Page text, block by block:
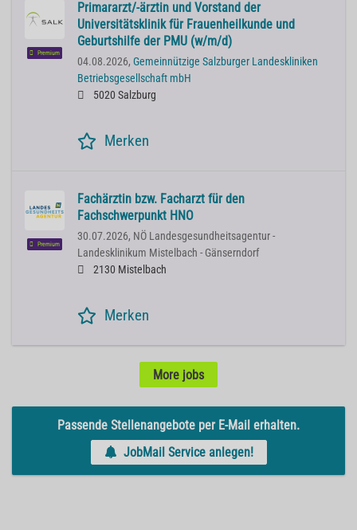
Premium
Primararzt/-ärztin und Vorstand der
Universitätsklinik für Frauenheilkunde und
Geburtshilfe der PMU (w/m/d)
04.08.2026, Gemeinnützige Salzburger Landeskliniken
Betriebsgesellschaft mbH
5020 Salzburg
Merken
Premium
Fachärztin bzw. Facharzt für den
Fachschwerpunkt HNO
30.07.2026, NÖ Landesgesundheitsagentur -
Landesklinikum Mistelbach - Gänserndorf
2130 Mistelbach
Merken
More jobs
Passende Stellenangebote per E-Mail erhalten.
JobMail Service anlegen!